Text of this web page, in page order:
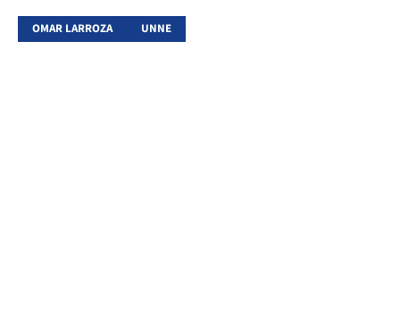
OMAR LARROZA UNNE